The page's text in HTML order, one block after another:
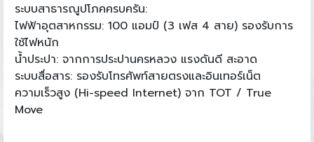
ระบบสาธารณูปโภคครบครัน:
ไฟฟ้าอุตสาหกรรม: 100 แอมป์ (3 เฟส 4 สาย) รองรับการ
ใช้ไฟหนัก
น้ำประปา: จากการประปานครหลวง แรงดันดี สะอาด
ระบบสื่อสาร: รองรับโทรศัพท์สายตรงและอินเทอร์เน็ต
ความเร็วสูง (Hi-speed Internet) จาก TOT / True
Move